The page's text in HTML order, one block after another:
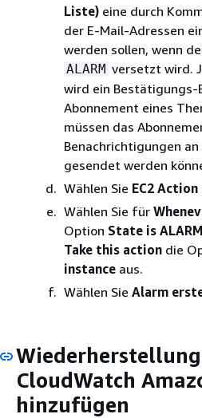
Liste) eine durch
der E-Mail-Adressen
werden sollen, wenn
ALARM versetzt wird.
wird ein Bestätigungs-
Abonnement eines
müssen das
Benachrichtigungen
gesendet werden
Wählen Sie EC2 Action
Wählen Sie für
Option State is ALARM
Take this action die
instance aus.
Wählen Sie Alarm
CloudWatch
hinzufügen